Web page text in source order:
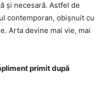
și necesară. Astfel de
contemporan, obișnuit cu
Arta devine mai vie, mai
primit după